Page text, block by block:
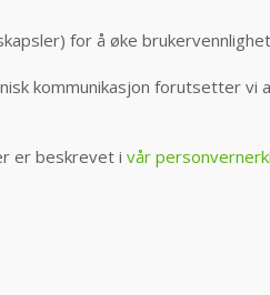
for å øke
kommunikasjon forutsetter
er beskrevet i vår